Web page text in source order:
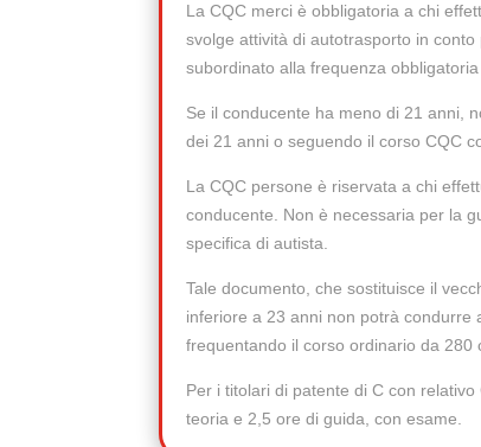
La CQC merci è obbligatoria a chi
svolge attività di autotrasporto in
subordinato alla frequenza
Se il conducente ha meno di 21 anni,
dei 21 anni o seguendo il corso CQC
La CQC persone è riservata a chi
conducente. Non è necessaria per la
specifica di autista.
Tale documento, che sostituisce il
inferiore a 23 anni non potrà condurre
frequentando il corso ordinario da
Per i titolari di patente di C con
teoria e 2,5 ore di guida, con esame.